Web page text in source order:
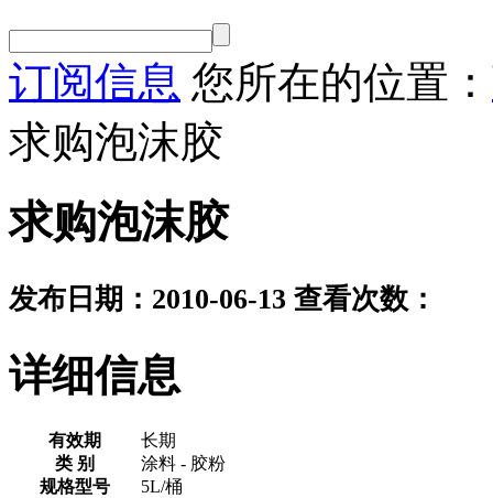
订阅信息 您所在的位置：
求购泡沫胶
求购泡沫胶
发布日期：2010-06-13 查看次数：
详细信息
有效期
长期
类 别
涂料 - 胶粉
规格型号
5L/桶